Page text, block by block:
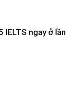
IELTS ngay ở lần